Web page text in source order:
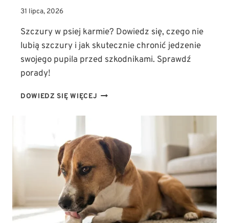
31 lipca, 2026
Szczury w psiej karmie? Dowiedz się, czego nie
lubią szczury i jak skutecznie chronić jedzenie
swojego pupila przed szkodnikami. Sprawdź
porady!
DOWIEDZ SIĘ WIĘCEJ SZCZURY
SPRAWDŹ,
CZEGO
NIE
LUBIĄ
SZCZURY
I
CHROŃ
SWOJEGO